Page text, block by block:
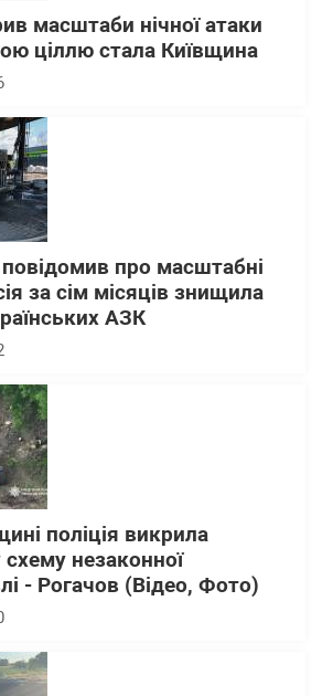
масштаби нічної атаки
ціллю стала Київщина
про масштабні
за сім місяців знищила
АЗК
поліція викрила
незаконної
- Рогачов (Відео, Фото)